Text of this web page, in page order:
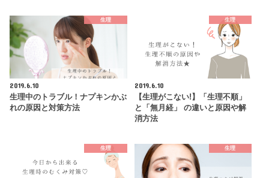
生理
2019.6.10
生理中のトラブル！ナプキンかぶ
れの原因と対策方法
生理
2019.6.10
【生理がこない!】「生理不順」
と「無月経」 の違いと原因や解
消方法
生理 生理